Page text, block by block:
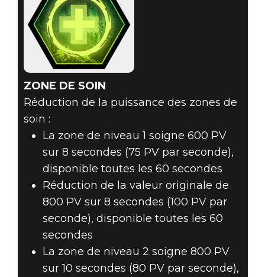
ZONE DE SOIN
Réduction de la puissance des zones de
soin :
La zone de niveau 1 soigne 600 PV
sur 8 secondes (75 PV par seconde),
disponible toutes les 60 secondes
Réduction de la valeur originale de
800 PV sur 8 secondes (100 PV par
seconde), disponible toutes les 60
secondes
La zone de niveau 2 soigne 800 PV
sur 10 secondes (80 PV par seconde),